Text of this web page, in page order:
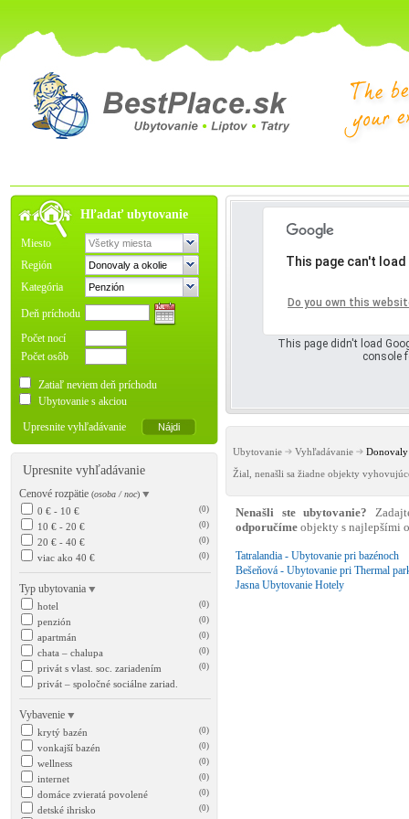
Hľadať ubytovanie
Miesto
Región
Kategória
Deň príchodu
Počet nocí
Počet osôb
Zatiaľ neviem deň príchodu
Ubytovanie s akciou
Upresnite vyhľadávanie
Upresnite vyhľadávanie
Cenové rozpätie (osoba / noc)
0 € - 10 € (0)
10 € - 20 € (0)
20 € - 40 € (0)
viac ako 40 € (0)
Typ ubytovania
hotel (0)
penzión (0)
apartmán (0)
chata – chalupa (0)
privát s vlast. soc. zariadením (0)
privát – spoločné sociálne zariad.
Vybavenie
krytý bazén (0)
vonkajší bazén (0)
wellness (0)
internet (0)
domáce zvieratá povolené (0)
detské ihrisko (0)
Oops!
This page didn't load
console
This page can't
Do you own this
Ubytovanie Vyhľadávanie
Žial, nenašli sa žiadne objekty
Nenašli ste ubytovanie?
odporučíme objekty s najlepšími
Tatralandia - Ubytovanie pri bazénoch
Bešeňová - Ubytovanie pri Thermal
Jasna Ubytovanie Hotely